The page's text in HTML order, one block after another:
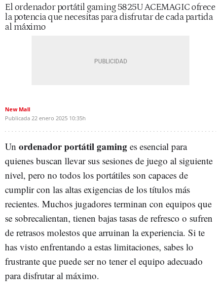
El ordenador portátil gaming 5825U ACEMAGIC ofrece
la potencia que necesitas para disfrutar de cada partida
al máximo
New Mall
Publicada 22 enero 2025 10:35h
Un ordenador portátil gaming es esencial para
quienes buscan llevar sus sesiones de juego al siguiente
nivel, pero no todos los portátiles son capaces de
cumplir con las altas exigencias de los títulos más
recientes. Muchos jugadores terminan con equipos que
se sobrecalientan, tienen bajas tasas de refresco o sufren
de retrasos molestos que arruinan la experiencia. Si te
has visto enfrentando a estas limitaciones, sabes lo
frustrante que puede ser no tener el equipo adecuado
para disfrutar al máximo.